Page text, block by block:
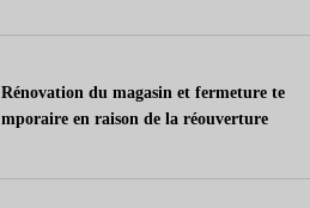
Rénovation du magasin et fermeture te
mporaire en raison de la réouverture